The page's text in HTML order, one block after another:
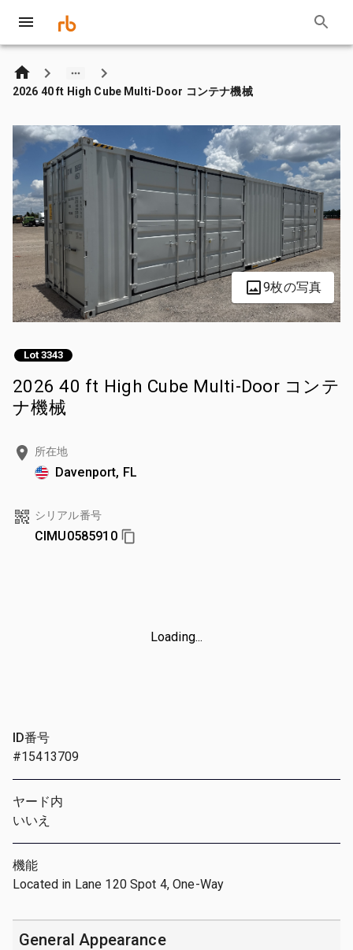
2026 40 ft High Cube Multi-Door コンテナ機械
9枚の写真
Lot 3343
2026 40 ft High Cube Multi-Door コンテ
ナ機械
所在地
Davenport, FL
シリアル番号
CIMU0585910
Loading...
ID番号
#15413709
ヤード内
いいえ
機能
Located in Lane 120 Spot 4, One-Way
General Appearance